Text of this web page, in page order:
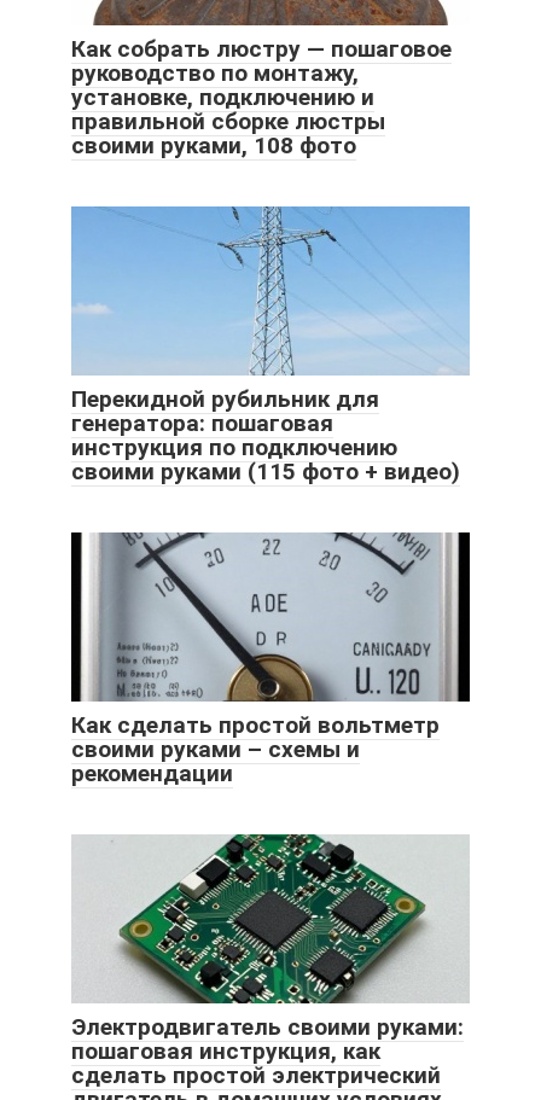
Как собрать люстру — пошаговое
руководство по монтажу,
установке, подключению и
правильной сборке люстры
своими руками, 108 фото
Перекидной рубильник для
генератора: пошаговая
инструкция по подключению
своими руками (115 фото + видео)
Как сделать простой вольтметр
своими руками – схемы и
рекомендации
Электродвигатель своими руками:
пошаговая инструкция, как
сделать простой электрический